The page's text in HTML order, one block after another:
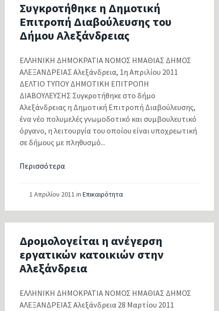
Συγκροτήθηκε η Δημοτική
Επιτροπή Διαβούλευσης του
Δήμου Αλεξάνδρειας
ΕΛΛΗΝΙΚΗ ΔΗΜΟΚΡΑΤΙΑ ΝΟΜΟΣ ΗΜΑΘΙΑΣ ΔΗΜΟΣ
ΑΛΕΞΑΝΔΡΕΙΑΣ Αλεξάνδρεια, 1η Απριλίου 2011
ΔΕΛΤΙΟ ΤΥΠΟΥ ΔΗΜΟΤΙΚΗ ΕΠΙΤΡΟΠΗ
ΔΙΑΒΟΥΛΕΥΣΗΣ Συγκροτήθηκε στο δήμο
Αλεξάνδρειας η Δημοτική Επιτροπή Διαβούλευσης,
ένα νέο πολυμελές γνωμοδοτικό και συμβουλευτικό
όργανο, η λειτουργία του οποίου είναι υποχρεωτική
σε δήμους με πληθυσμό...
Περισσότερα
1 Απριλίου 2011 in Επικαιρότητα
Δρομολογείται η ανέγερση
εργατικών κατοικιών στην
Αλεξάνδρεια
ΕΛΛΗΝΙΚΗ ΔΗΜΟΚΡΑΤΙΑ ΝΟΜΟΣ ΗΜΑΘΙΑΣ ΔΗΜΟΣ
ΑΛΕΞΑΝΔΡΕΙΑΣ Αλεξάνδρεια 28 Μαρτίου 2011